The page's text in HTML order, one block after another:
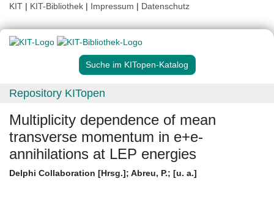
KIT | KIT-Bibliothek | Impressum | Datenschutz
Suche im KITopen-Katalog
Repository KITopen
Multiplicity dependence of mean
transverse momentum in e+e-
annihilations at LEP energies
Delphi Collaboration [Hrsg.]; Abreu, P.; [u. a.]